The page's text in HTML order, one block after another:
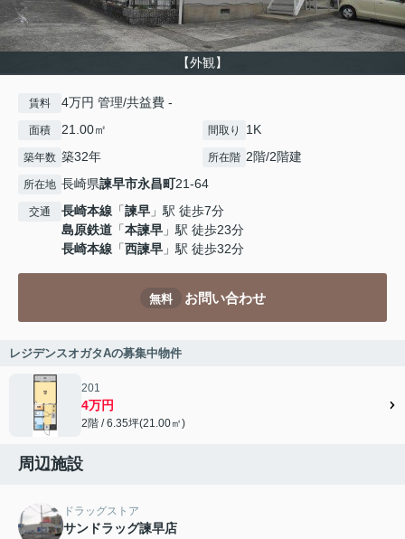
【外観】
賃料 4万円 管理/共益費 -
面積 21.00㎡ 間取り 1K
築年数 築32年 所在階 2階/2階建
所在地 長崎県諫早市永昌町21-64
交通 長崎本線 「諫早 」駅 徒歩7分
島原鉄道 「本諫早 」駅 徒歩23分
長崎本線 「西諫早 」駅 徒歩32分
無料 お問い合わせ
レジデンスオガタAの募集中物件
201
4万円
2階 / 6.35坪(21.00㎡)
周辺施設
ドラッグストア
サンドラッグ諫早店